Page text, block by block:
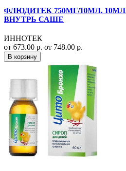
ФЛЮДИТЕК 750МГ/10МЛ.
ВНУТРЬ САШЕ
ИННОТЕК
от 673.00 р. от 748.00 р.
В корзину